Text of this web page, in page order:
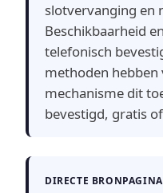
slotvervanging en
Beschikbaarheid
telefonisch
methoden
mechanisme dit
bevestigd, gratis
DIRECTE BRONPAGINA